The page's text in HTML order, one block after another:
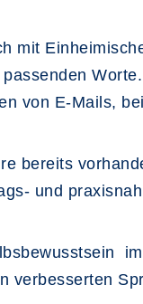
mit
von E-Mails,
bereits
und
verbesserten